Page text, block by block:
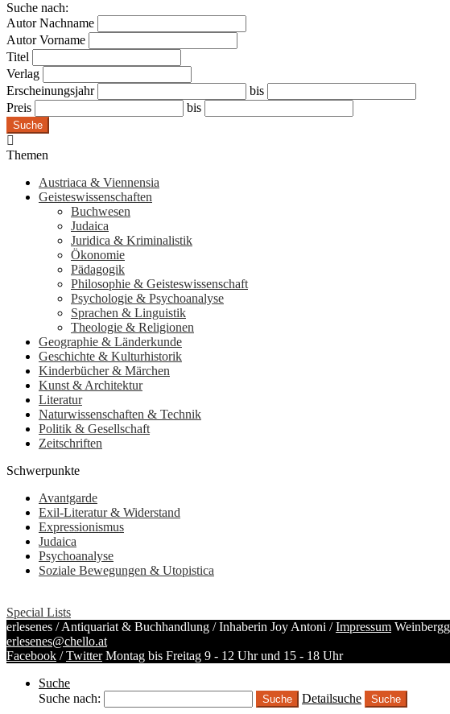
Suche nach:
Autor Nachname
Autor Vorname
Titel
Verlag
Erscheinungsjahr
bis
Preis
bis
Suche
Themen
Austriaca & Viennensia
Geisteswissenschaften
Buchwesen
Judaica
Juridica & Kriminalistik
Ökonomie
Pädagogik
Philosophie & Geisteswissenschaft
Psychologie & Psychoanalyse
Sprachen & Linguistik
Theologie & Religionen
Geographie & Länderkunde
Geschichte & Kulturhistorik
Kinderbücher & Märchen
Kunst & Architektur
Literatur
Naturwissenschaften & Technik
Politik & Gesellschaft
Zeitschriften
Schwerpunkte
Avantgarde
Exil-Literatur & Widerstand
Expressionismus
Judaica
Psychoanalyse
Soziale Bewegungen & Utopistica
Special Lists
erlesenes / Antiquariat & Buchhandlung / Inhaberin Joy Antoni /Impressum
erlesenes@chello.at
Facebook /Twitter Montag bis Freitag 9 - 12 Uhr und 15 - 18 Uhr
Suche
Suche nach:
Detailsuche Suche